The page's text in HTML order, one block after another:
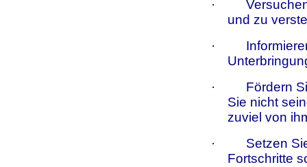
·
und zu
·
·
Fördern
Sie nicht
zuviel von
·
Setzen
Fortschritte